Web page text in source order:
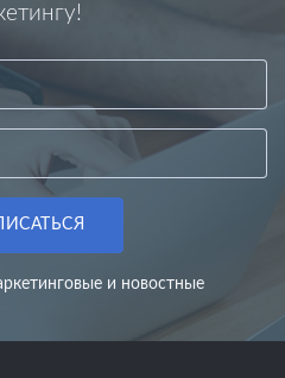
и новостные